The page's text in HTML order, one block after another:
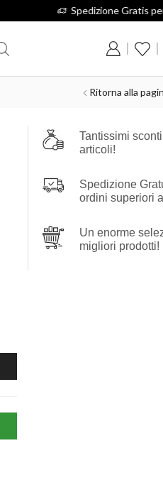
Ritorna alla
Tantissimi
articoli!
Spedizione
ordini superiori
Un enorme
migliori prodotti!